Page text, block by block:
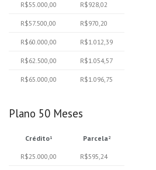
R$55.000,00 R$928,02
R$57.500,00 R$970,20
R$60.000,00 R$1.012,39
R$62.500,00 R$1.054,57
R$65.000,00 R$1.096,75
Plano 50 Meses
Crédito1 Parcela 2
R$25.000,00 R$595,24